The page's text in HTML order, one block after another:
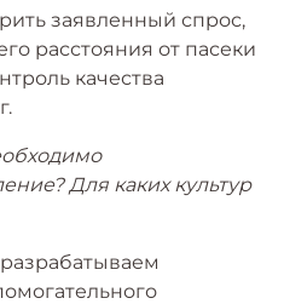
заявленный спрос,
расстояния от пасеки
качества
Для каких культур